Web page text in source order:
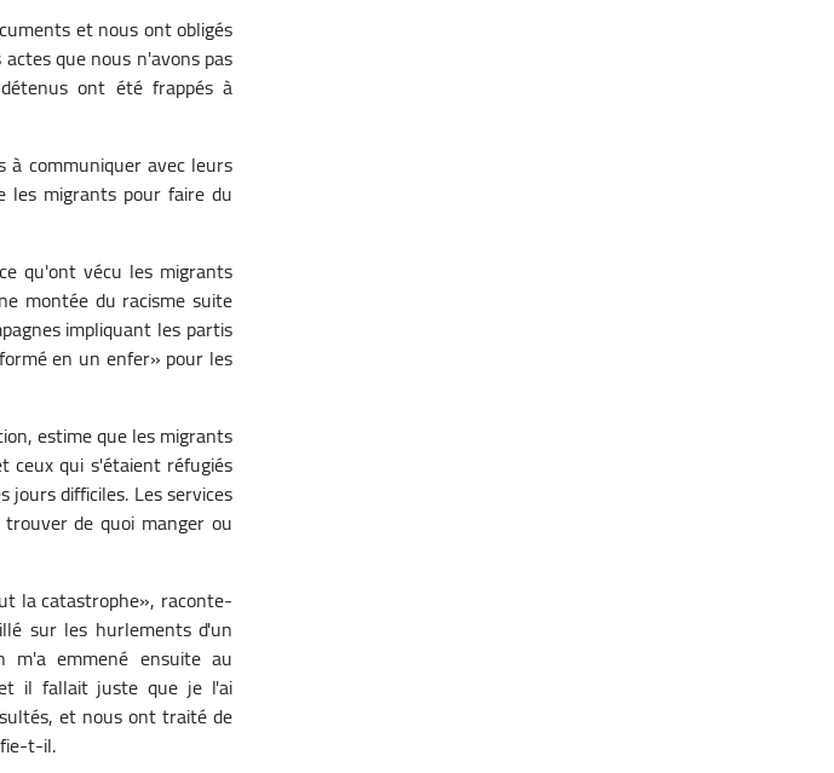
et nous ont obligés
que nous n'avons pas
ont été frappés à
communiquer avec leurs
les migrants pour faire du
qu'ont vécu les migrants
montée du racisme suite
impliquant les partis
en un enfer» pour les
estime que les migrants
ceux qui s'étaient réfugiés
difficiles. Les services
de quoi manger ou
la catastrophe», raconte-
sur les hurlements d'un
emmené ensuite au
il fallait juste que je l'ai
et nous ont traité de
t-il.